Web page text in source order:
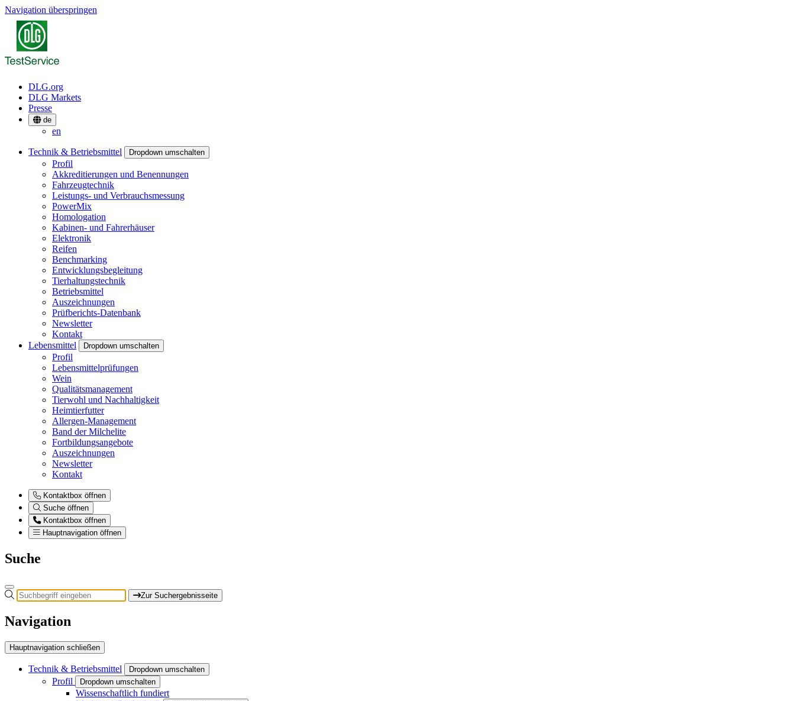
Navigation überspringen
DLG.org
DLG Markets
Presse
de
en
Technik & Betriebsmittel Dropdown umschalten
Profil
Akkreditierungen und Benennungen
Fahrzeugtechnik
Leistungs- und Verbrauchsmessung
PowerMix
Homologation
Kabinen- und Fahrerhäuser
Elektronik
Reifen
Benchmarking
Entwicklungsbegleitung
Tierhaltungstechnik
Betriebsmittel
Auszeichnungen
Prüfberichts-Datenbank
Newsletter
Kontakt
Lebensmittel
Dropdown umschalten
Profil
Lebensmittelprüfungen
Wein
Qualitätsmanagement
Tierwohl und Nachhaltigkeit
Heimtierfutter
Allergen-Management
Band der Milchelite
Fortbildungsangebote
Auszeichnungen
Newsletter
Kontakt
Kontaktbox öffnen
Suche öffnen
Kontaktbox öffnen
Hauptnavigation öffnen
Suche
Zur Suchergebnisseite
Navigation
Hauptnavigation schließen
Technik & Betriebsmittel Dropdown umschalten
Profil Dropdown umschalten
Wissenschaftlich fundiert